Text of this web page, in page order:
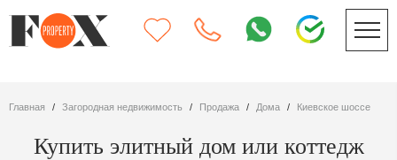
Главная Загородная недвижимость Продажа дома Киевское шоссе
Купить элитный дом или коттедж